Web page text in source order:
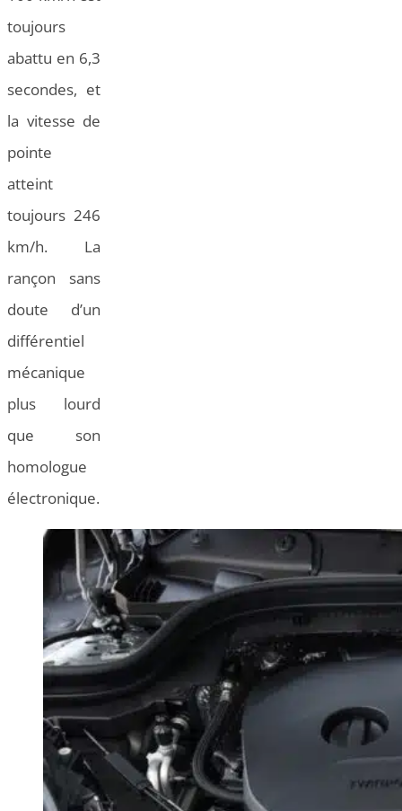
toujours
abattu en 6,3
secondes, et
la vitesse de
pointe
atteint
toujours 246
km/h. La
rançon sans
doute d’un
différentiel
mécanique
plus lourd
que son
homologue
électronique.